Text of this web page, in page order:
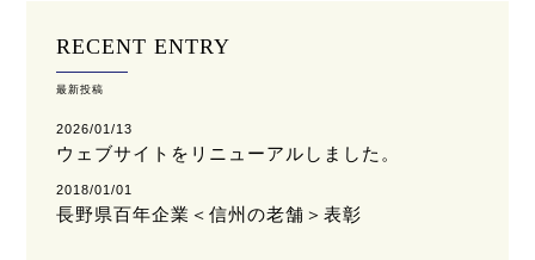
RECENT ENTRY
最新投稿
2026/01/13
ウェブサイトをリニューアルしました。
2018/01/01
長野県百年企業＜信州の老舗＞表彰